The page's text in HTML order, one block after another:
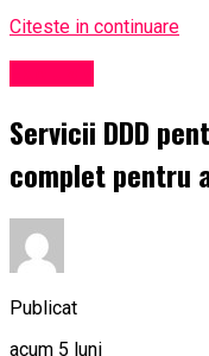
Citeste in continuare
Servicii DDD
complet pentru
Publicat
acum 5 luni